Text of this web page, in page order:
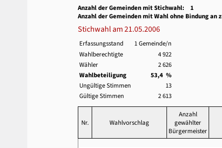
Anzahl der Gemeinden mit Stichwahl: 1
Anzahl der Gemeinden mit Wahl ohne Bindung
Stichwahl am 21.05.2006
Erfassungsstand
1 Gemeinde/n
Wahlberechtigte
4 922
Wähler
2 626
Wahlbeteiligung
53,4 %
Ungültige Stimmen
13
Gültige Stimmen
2 613
Nr. Wahlvorschlag
Anzahl
gewählter
Bürgermeister